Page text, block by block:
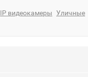
IP видеокамеры Уличные